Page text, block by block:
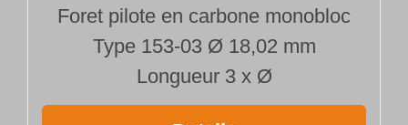
Foret pilote en carbone monobloc
Type 153-03 Ø 18,02 mm
Longueur 3 x Ø